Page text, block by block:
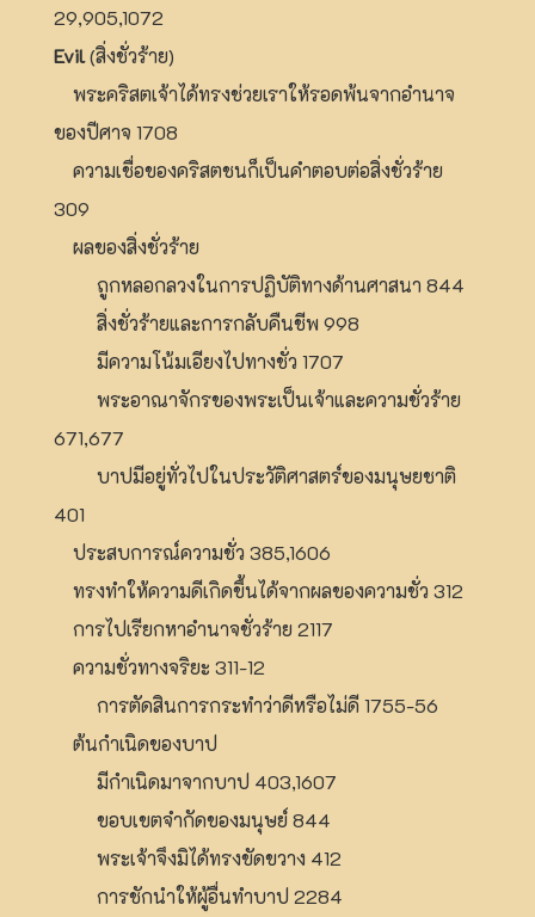
29,905,1072
Evil(สิ่งชั่วร้าย)
พระคริสตเจ้าได้ทรงช่วยเราให้รอดพ้นจากอำนาจ
ของปีศาจ 1708
ความเชื่อของคริสตชนก็เป็นคำตอบต่อสิ่งชั่วร้าย
309
ผลของสิ่งชั่วร้าย
ถูกหลอกลวงในการปฏิบัติทางด้านศาสนา 844
สิ่งชั่วร้ายและการกลับคืนชีพ 998
มีความโน้มเอียงไปทางชั่ว 1707
พระอาณาจักรของพระเป็นเจ้าและความชั่วร้าย
671,677
บาปมีอยู่ทั่วไปในประวัติศาสตร์ของมนุษยชาติ
401
ประสบการณ์ความชั่ว 385,1606
ทรงทำให้ความดีเกิดขึ้นได้จากผลของความชั่ว 312
การไปเรียกหาอำนาจชั่วร้าย 2117
ความชั่วทางจริยะ 311-12
การตัดสินการกระทำว่าดีหรือไม่ดี 1755-56
ต้นกำเนิดของบาป
มีกำเนิดมาจากบาป 403,1607
ขอบเขตจำกัดของมนุษย์ 844
พระเจ้าจึงมิได้ทรงขัดขวาง 412
การชักนำให้ผู้อื่นทำบาป 2284